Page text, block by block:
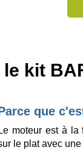
kit
que
Le moteur est à la
le plat avec